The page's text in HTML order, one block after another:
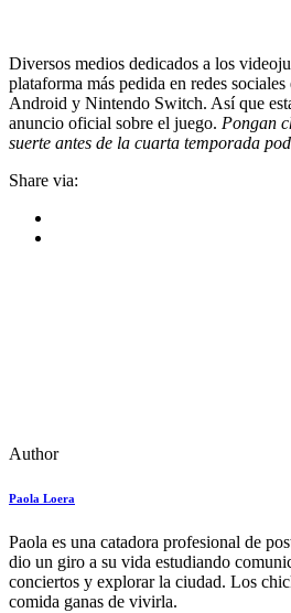
Diversos medios dedicados a los
plataforma más pedida en redes
Android y Nintendo Switch. Así que
anuncio oficial sobre el juego. Pongan
suerte antes de la cuarta temporada
Share via:
Author
Paola Loera
Paola es una catadora profesional de
dio un giro a su vida estudiando
conciertos y explorar la ciudad. Los
comida ganas de vivirla.